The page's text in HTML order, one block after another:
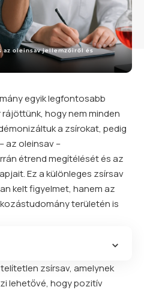
az oleinsav jellemzőiről és
egyik legfontosabb
hogy nem minden
a zsírokat, pedig
az oleinsav –
étrend megítélését és az
Ez a különleges zsírsav
kelt figyelmet, hanem az
területén is
zsírsav, amelynek
lehetővé, hogy pozitív